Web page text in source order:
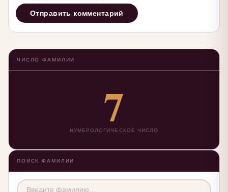
ЧИСЛО ФАМИЛИИ
7
НУМЕРОЛОГИЧЕСКОЕ ЧИСЛО
ПОИСК ФАМИЛИИ